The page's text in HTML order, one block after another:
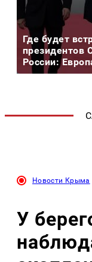
Где будет
президентов
России:
Новости Крыма
У